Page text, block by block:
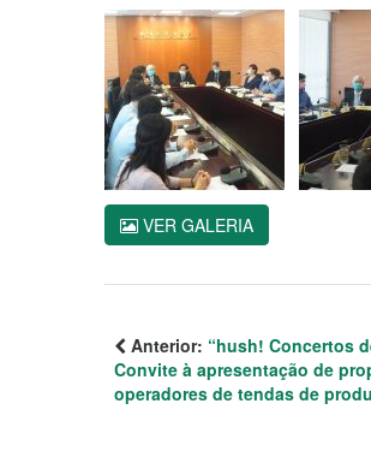
VER GALERIA
Anterior: “hush! Concertos
Convite à apresentação de
operadores de tendas de